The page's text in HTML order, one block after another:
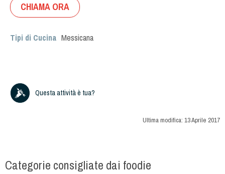
CHIAMA ORA
Tipi di Cucina Messicana
Questa attività è tua?
Ultima modifica: 13 Aprile 2017
Categorie consigliate dai foodie